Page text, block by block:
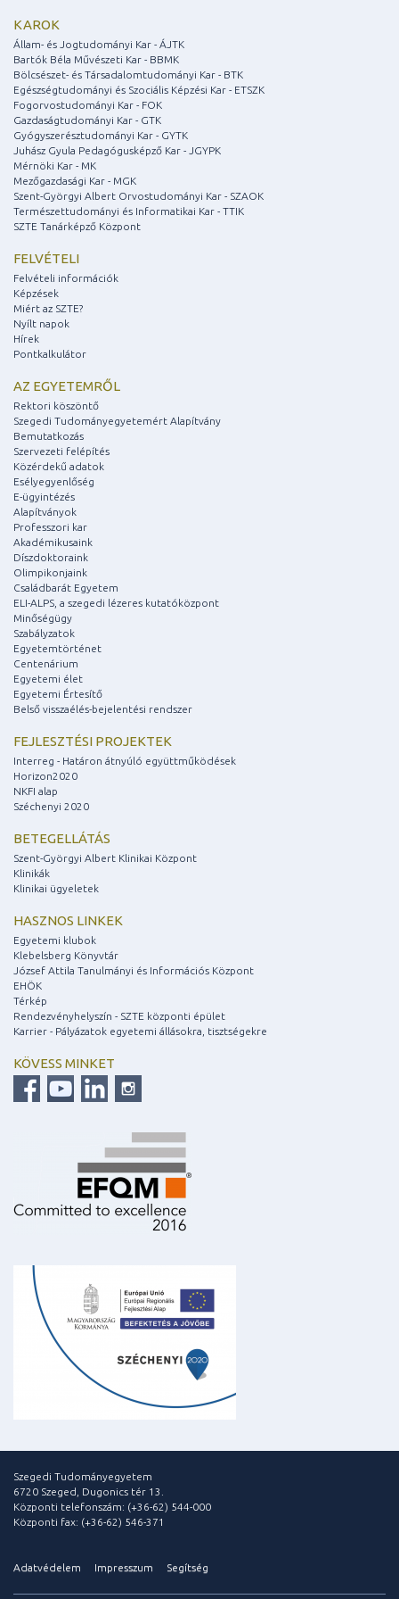
KAROK
Állam- és Jogtudományi Kar - ÁJTK
Bartók Béla Művészeti Kar - BBMK
Bölcsészet- és Társadalomtudományi Kar - BTK
Egészségtudományi és Szociális Képzési Kar - ETSZK
Fogorvostudományi Kar - FOK
Gazdaságtudományi Kar - GTK
Gyógyszerésztudományi Kar - GYTK
Juhász Gyula Pedagógusképző Kar - JGYPK
Mérnöki Kar - MK
Mezőgazdasági Kar - MGK
Szent-Györgyi Albert Orvostudományi Kar - SZAOK
Természettudományi és Informatikai Kar - TTIK
SZTE Tanárképző Központ
FELVÉTELI
Felvételi információk
Képzések
Miért az SZTE?
Nyílt napok
Hírek
Pontkalkulátor
AZ EGYETEMRŐL
Rektori köszöntő
Szegedi Tudományegyetemért Alapítvány
Bemutatkozás
Szervezeti felépítés
Közérdekű adatok
Esélyegyenlőség
E-ügyintézés
Alapítványok
Professzori kar
Akadémikusaink
Díszdoktoraink
Olimpikonjaink
Családbarát Egyetem
ELI-ALPS, a szegedi lézeres kutatóközpont
Minőségügy
Szabályzatok
Egyetemtörténet
Centenárium
Egyetemi élet
Egyetemi Értesítő
Belső visszaélés-bejelentési rendszer
FEJLESZTÉSI PROJEKTEK
Interreg - Határon átnyúló együttműködések
Horizon2020
NKFI alap
Széchenyi 2020
BETEGELLÁTÁS
Szent-Györgyi Albert Klinikai Központ
Klinikák
Klinikai ügyeletek
HASZNOS LINKEK
Egyetemi klubok
Klebelsberg Könyvtár
József Attila Tanulmányi és Információs Központ
EHÖK
Térkép
Rendezvényhelyszín - SZTE központi épület
Karrier - Pályázatok egyetemi állásokra, tisztségekre
KÖVESS MINKET
Szegedi Tudományegyetem
6720 Szeged, Dugonics tér 13.
Központi telefonszám: (+36-62) 544-000
Központi fax: (+36-62) 546-371
Adatvédelem Impresszum Segítség